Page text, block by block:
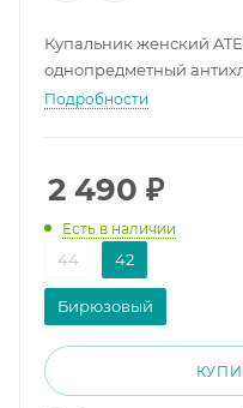
Купальник женский
однопредметный
Подробности
2 490 ₽
Есть в наличии
44 42
Бирюзовый